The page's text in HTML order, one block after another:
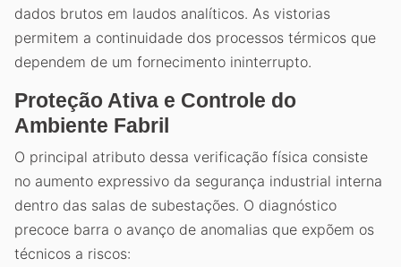
dados brutos em laudos analíticos. As vistorias
permitem a continuidade dos processos térmicos que
dependem de um fornecimento ininterrupto.
Proteção Ativa e Controle do
Ambiente Fabril
O principal atributo dessa verificação física consiste
no aumento expressivo da segurança industrial interna
dentro das salas de subestações. O diagnóstico
precoce barra o avanço de anomalias que expõem os
técnicos a riscos: